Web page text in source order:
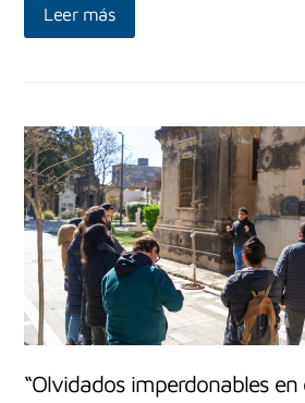
Leer más
“Olvidados imperdonables en